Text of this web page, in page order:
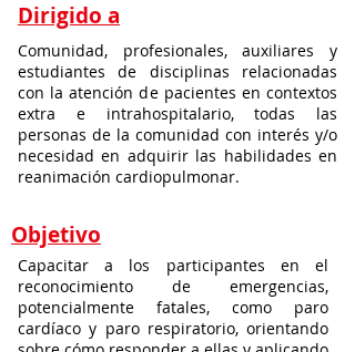
Dirigido a
Comunidad, profesionales, auxiliares y
estudiantes de disciplinas relacionadas
con la atención de pacientes en contextos
extra e intrahospitalario, todas las
personas de la comunidad con interés y/o
necesidad en adquirir las habilidades en
reanimación cardiopulmonar.
Objetivo
Capacitar a los participantes en el
reconocimiento de emergencias,
potencialmente fatales, como paro
cardíaco y paro respiratorio, orientando